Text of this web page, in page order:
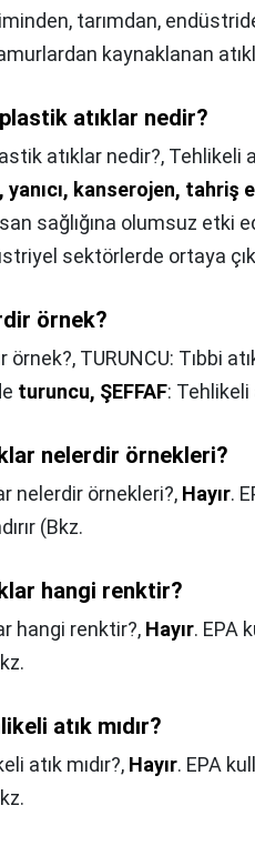
tarımdan,
kaynaklanan
atıklar nedir?
atıklar nedir?, Tehlikeli
yanıcı, kanserojen,
sağlığına olumsuz etki
sektörlerde ortaya
örnek?
örnek?, TURUNCU: Tıbbi
turuncu, ŞEFFAF: Tehlikeli
nelerdir örnekleri?
nelerdir örnekleri?, Hayır.
(Bkz.
hangi renktir?
hangi renktir?, Hayır. EPA
atık mıdır?
atık mıdır?, Hayır. EPA